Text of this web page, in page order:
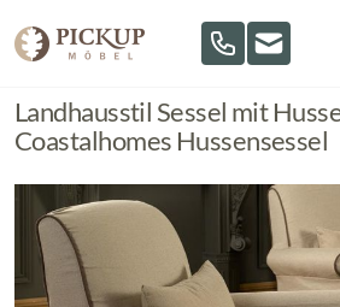
Landhausstil Sessel mit
Coastalhomes Hussensessel